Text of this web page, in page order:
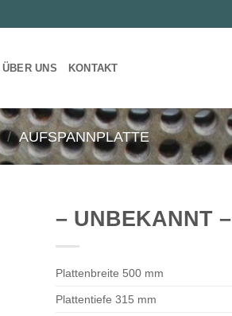
ÜBER UNS KONTAKT
/ AUFSPANNPLATTE
– UNBEKANNT –
Plattenbreite 500 mm
Plattentiefe 315 mm